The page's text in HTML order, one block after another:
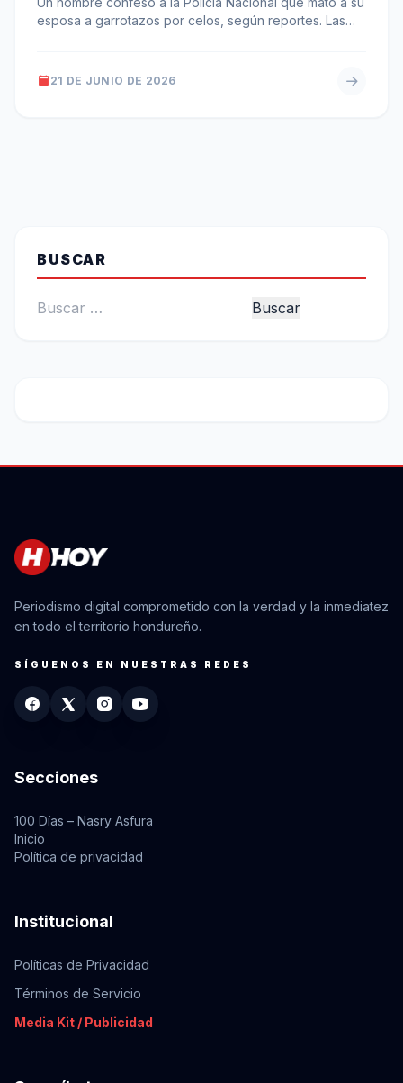
esposa a garrotazos por celos, según reportes. Las
21 DE JUNIO DE 2026
BUSCAR
Buscar:
Periodismo digital comprometido con la verdad y la inmediatez
en todo el territorio hondureño.
SÍGUENOS EN NUESTRAS REDES
Secciones
100 Días – Nasry Asfura
Inicio
Política de privacidad
Institucional
Políticas de Privacidad
Términos de Servicio
Media Kit / Publicidad